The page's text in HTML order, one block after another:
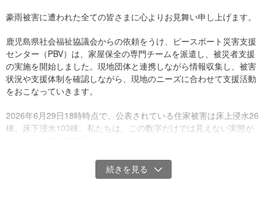
豪雨被害に遭われた全ての皆さまに心よりお見舞い申し上げます。
鹿児島県社会福祉協議会からの依頼をうけ、ピースボート災害支援
センター（PBV）は、家屋保全の専門チームを派遣し、被災者支援
の実施を開始しました。現地団体と連携しながら情報収集し、被害
状況や支援体制を確認しながら、現地のニーズに合わせて支援活動
をおこなっていきます。
2026年6月29日18時時点で、公表されている住家被害は床上浸水26
棟、床下浸水103棟。私たちは、この数字だけでは見えない実態が
特に床下浸水は、「床上ではないから大丈夫」と受け止められがち
です。しかし実際には、断熱材の被害や今後の住環境への影響な